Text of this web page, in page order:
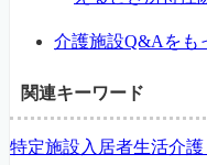
介護施設Q&Aをも
関連キーワード
特定施設入居者生活介護